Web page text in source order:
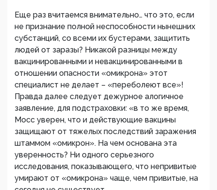
Еще раз вчитаемся внимательно… что это, если
не признание полной неспособности нынешних
субстанций, cо всеми их бустерами, защитить
людей от заразы? Никакой разницы между
вакцинированными и невакцинированными в
отношении опасности «омикрона» этот
специалист не делает – «переболеют все»!
Правда далее следует дежурное алогичное
заявление, для подстраховки: «в то же время,
Мосс уверен, что и действующие вакцины
защищают от тяжелых последствий заражения
штаммом «омикрон». На чем основана эта
уверенность? Ни одного серьезного
исследования, показывающего, что непривитые
умирают от «омикрона» чаще, чем привитые, на